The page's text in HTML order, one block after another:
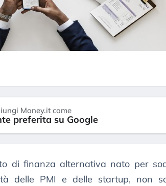
Money.it come
preferita su Google
di finanza alternativa nato per
delle PMI e delle startup, non
Investitori
lo scoppio
retail (…)
Quando la finanza pesa
dell’economia reale.
sempre più sganciata
reale. (…)
24 luglio 2026